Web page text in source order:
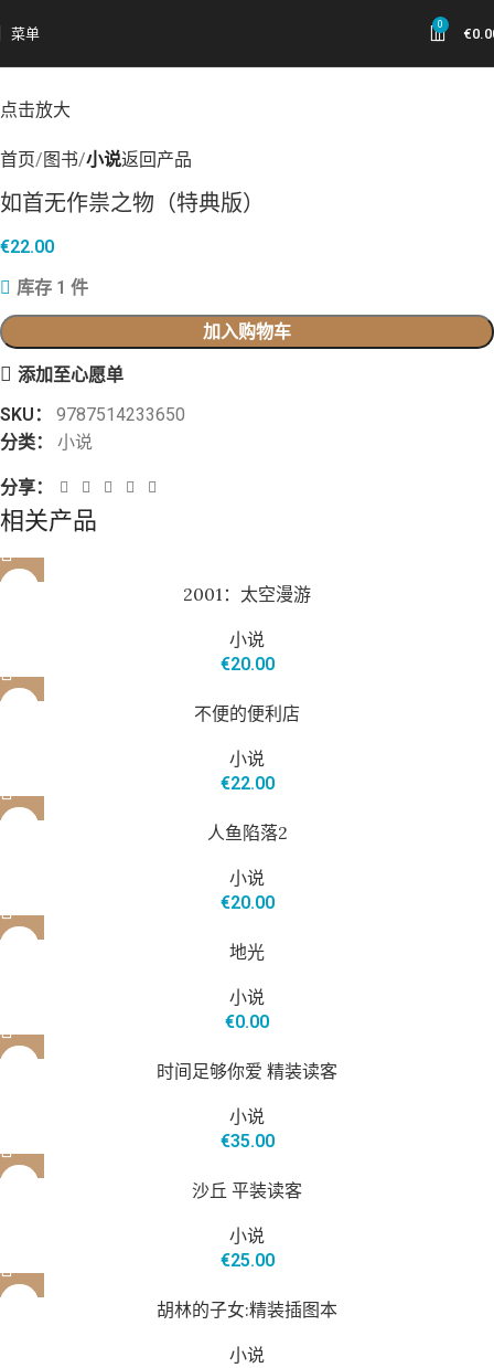
菜单
0
€
点击放大
首页 图书 小说返回产品
如首无作祟之物（特典版）
€22.00
库存 1 件
加入购物车
添加至心愿单
SKU： 9787514233650
分类：
小说
分享：
相关产品
2001：太空漫游
小说
€20.00
不便的便利店
小说
€22.00
人鱼陷落2
小说
€20.00
地光
小说
€0.00
时间足够你爱 精装读客
小说
€35.00
沙丘 平装读客
小说
€25.00
胡林的子女:精装插图本
小说